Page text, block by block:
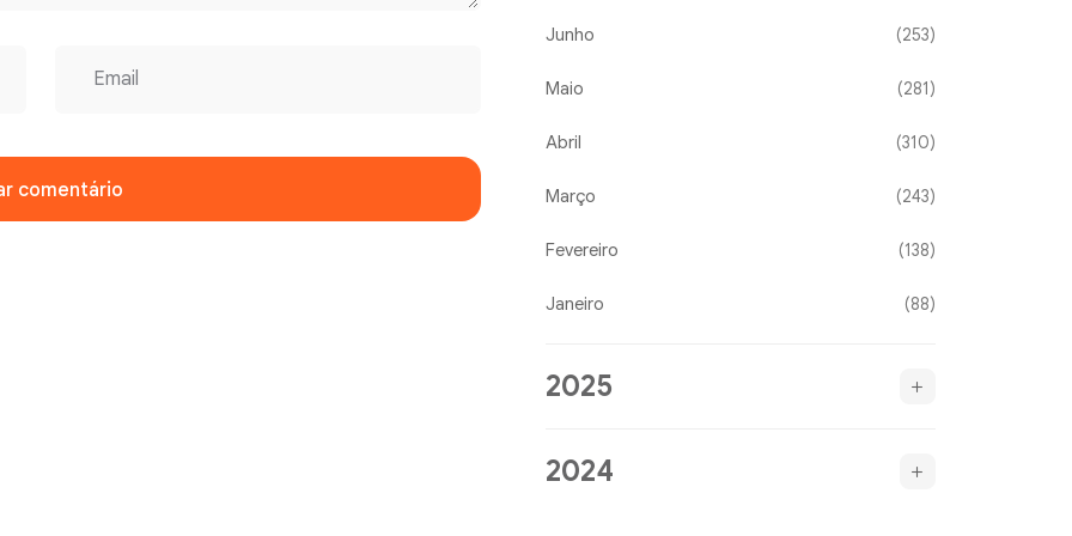
comentário
Junho (253)
Maio (281)
Abril (310)
Março (243)
Fevereiro (138)
Janeiro (88)
2025
2024